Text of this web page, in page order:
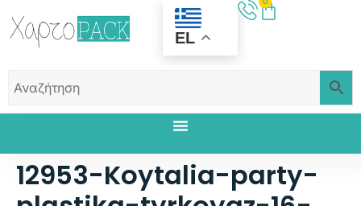
EL
12953-Koytalia-party-